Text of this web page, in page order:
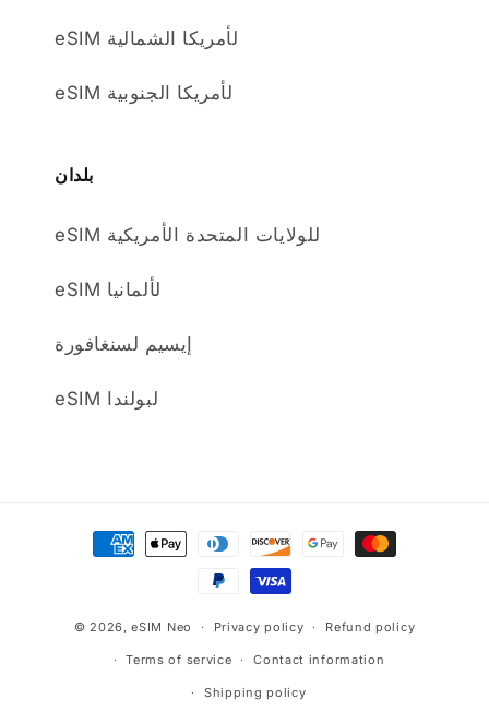
eSIM لأمريكا الشمالية
eSIM لأمريكا الجنوبية
بلدان
eSIM للولايات المتحدة الأمريكية
eSIM لألمانيا
إيسيم لسنغافورة
eSIM لبولندا
Payment
methods
© 2026,eSIM Neo Privacy policy Refund policy
Terms of service Contact information
Shipping policy